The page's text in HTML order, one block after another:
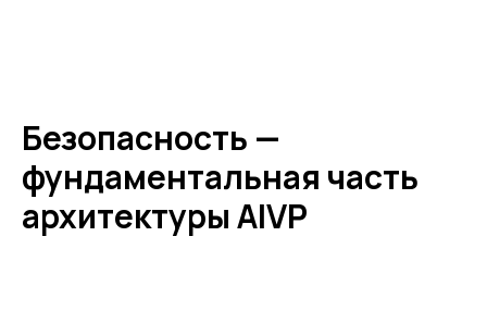
Безопасность —
фундаментальная часть
архитектуры AIVP